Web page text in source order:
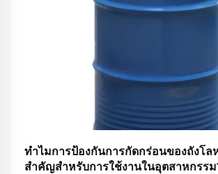
ทำไมการป้องกันการกัดกร่อนของถังโล
สำคัญสำหรับการใช้งานในอุตสาหกรร